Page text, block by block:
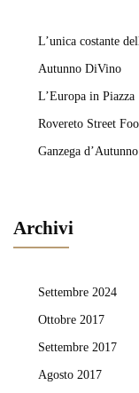
L’unica costante
Autunno DiVino
L’Europa in Piazza
Rovereto Street
Ganzega d’Autunno
Archivi
Settembre 2024
Ottobre 2017
Settembre 2017
Agosto 2017